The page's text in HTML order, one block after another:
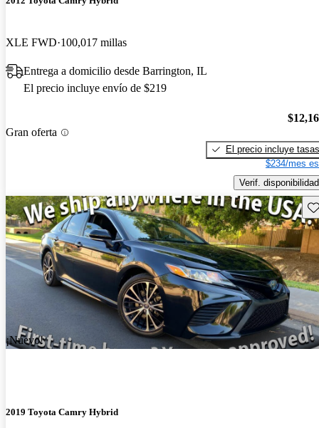
XLE FWD 100,017 millas
Entrega a domicilio desde Barrington, IL
El precio incluye envío de $219
Gran oferta
El precio incluye tasas
$234/mes
Verif. disponibilidad
¡Nuevo!
2019 Toyota Camry Hybrid